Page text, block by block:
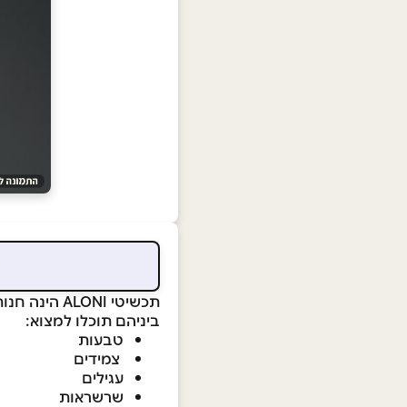
תכשיטי ALONI הינה חנות תכשיטים המציעה מגוון תכשיטי זהב מיוחדים, אבני חן ויהלומים בעיצוב אישי
ביניהם תוכלו למצוא:
טבעות
צמידים
עגילים
שרשראות